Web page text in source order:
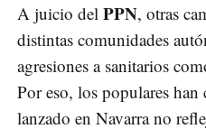
A juicio del PPN, otras
distintas comunidades
agresiones a sanitarios
Por eso, los populares
lanzado en Navarra no